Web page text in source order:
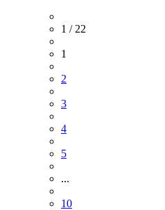
1 / 22
1
2
3
4
5
...
10